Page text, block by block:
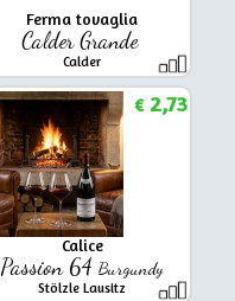
Ferma tovaglia
Calder Grande
Calder
Calice
Passion 64Burgundy
Stölzle Lausitz
€2,73